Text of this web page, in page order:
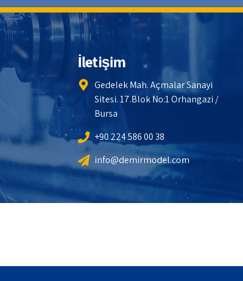
İletişim
Gedelek Mah. Açmalar Sanayi
Sitesi. 17.Blok No:1 Orhangazi /
Bursa
+90 224 586 00 38
info@demirmodel.com